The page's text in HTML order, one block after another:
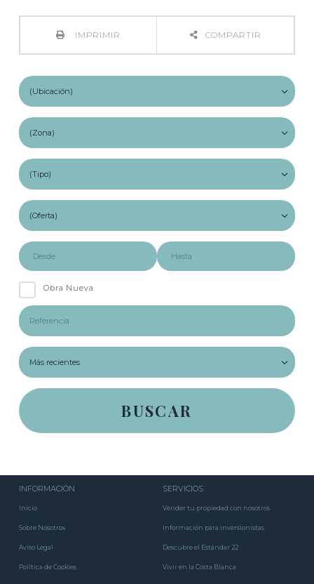
IMPRIMIR COMPARTIR
Obra Nueva
INFORMACIÓN
Inicio
Sobre Nosotros
Aviso Legal
Política de Cookies
SERVICIOS
Vender tu propiedad con nosotros
Información para inversionistas
Descubre el Estándar 22
Vivir en la Costa Blanca